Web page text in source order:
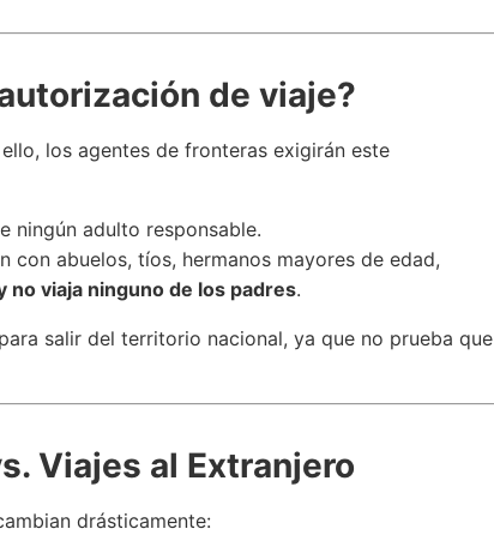
de viaje?
los agentes de fronteras exigirán este
ningún adulto responsable.
con abuelos, tíos, hermanos mayores de edad,
no viaja ninguno de los padres.
salir del territorio nacional, ya que no prueba que
Viajes al Extranjero
drásticamente: